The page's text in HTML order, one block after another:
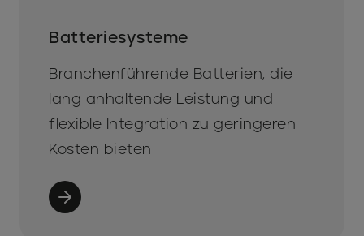
Batteriesysteme
Branchenführende Batterien, die
lang anhaltende Leistung und
flexible Integration zu geringeren
Kosten bieten